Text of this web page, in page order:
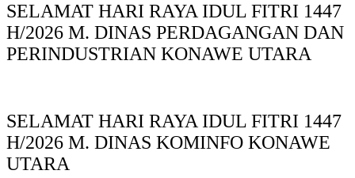
SELAMAT HARI RAYA IDUL FITRI 1447
H/2026 M. DINAS PERDAGANGAN DAN
PERINDUSTRIAN KONAWE UTARA
SELAMAT HARI RAYA IDUL FITRI 1447
H/2026 M. DINAS KOMINFO KONAWE
UTARA